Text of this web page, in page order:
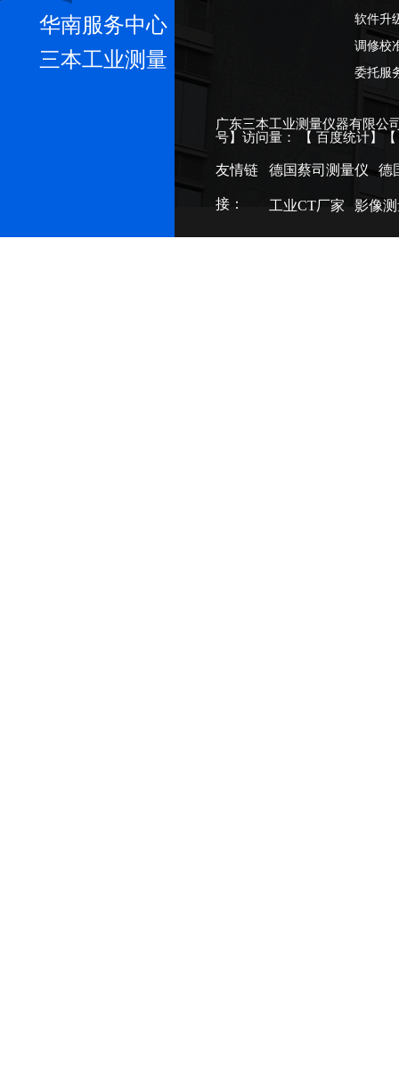
华南服务中心
三本工业测量
软件升
调修校
委托服
广东三本工业测量仪器有限
号】访问量： 【百度统计】
友情链
接：
德国蔡司测量仪 德
工业CT厂家 影像